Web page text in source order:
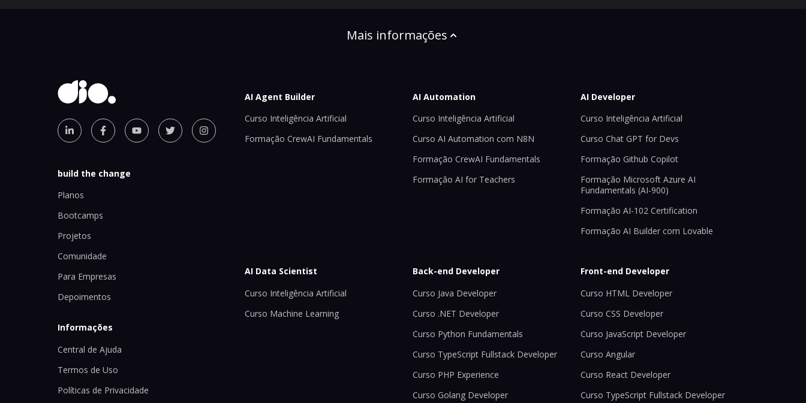
Mais informações
build the change
Planos
Bootcamps
Projetos
Comunidade
Para Empresas
Depoimentos
Informações
Central de Ajuda
Termos de Uso
Políticas de Privacidade
AI Agent Builder
Curso Inteligência Artificial
Formação CrewAI Fundamentals
AI Automation
Curso Inteligência Artificial
Curso AI Automation com N8N
Formação CrewAI Fundamentals
Formação AI for Teachers
AI Developer
Curso Inteligência Artificial
Curso Chat GPT for Devs
Formação Github Copilot
Formação Microsoft Azure AI
Fundamentals (AI-900)
Formação AI-102 Certification
Formação AI Builder com Lovable
AI Data Scientist
Curso Inteligência Artificial
Curso Machine Learning
Back-end Developer
Curso Java Developer
Curso .NET Developer
Curso Python Fundamentals
Curso TypeScript Fullstack Developer
Curso PHP Experience
Curso Golang Developer
Front-end Developer
Curso HTML Developer
Curso CSS Developer
Curso JavaScript Developer
Curso Angular
Curso React Developer
Curso TypeScript Fullstack Developer